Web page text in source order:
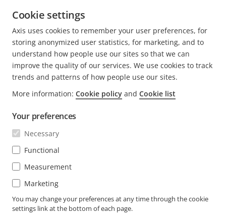
Correo electrónico:
FOOTER
CONTACTO
Contacto
Experience Center
NOTICIAS E HISTORIAS
Historias de clientes
Life at Axis
Engineering at Axis
SUSCRÍBASE
Suscríbase al boletín
Suscríbase a los correos electrónicos de notificación
de seguridad de Axis
MEXICO / ESPAÑOL SALA DE PRENSA
Cookie settings
Axis uses cookies to remember your user preferences, for
storing anonymized user statistics, for marketing, and to
understand how people use our sites so that we can
improve the quality of our services. We use cookies to track
trends and patterns of how people use our sites.
More information: Cookie policy and Cookie list
Your preferences
Necessary
Functional
Measurement
Marketing
You may change your preferences at any time through the cookie
settings link at the bottom of each page.